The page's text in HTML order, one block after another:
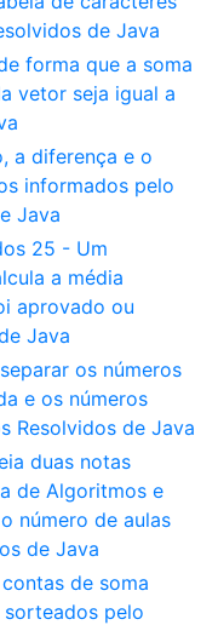
de Java
forma que a soma
vetor seja igual a
a diferença e o
informados pelo
Java
25 - Um
a média
aprovado ou
Java
os números
e os números
Resolvidos de Java
duas notas
de Algoritmos e
número de aulas
de Java
de soma
pelo